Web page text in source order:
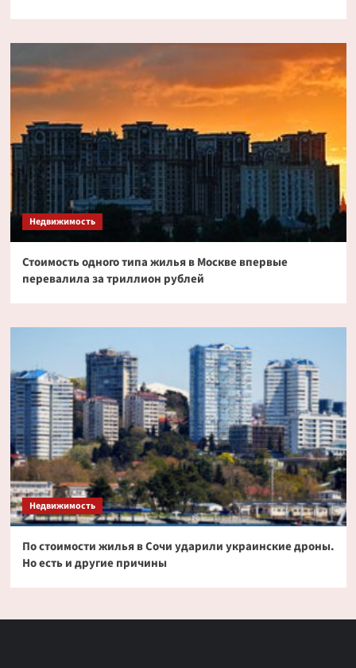
Недвижимость
Стоимость одного типа жилья в Москве впервые
перевалила за триллион рублей
Недвижимость
По стоимости жилья в Сочи ударили украинские дроны.
Но есть и другие причины